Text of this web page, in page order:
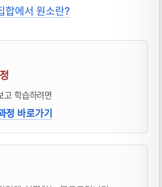
합에서 원소란?
고 학습하려면
정 바로가기
재 소개